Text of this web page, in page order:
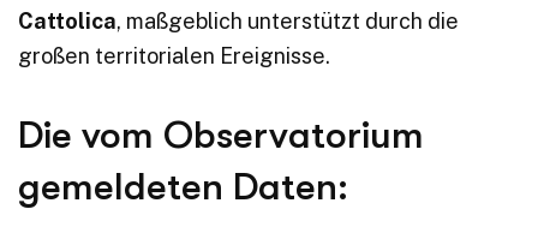
Cattolica, maßgeblich unterstützt durch die
großen territorialen Ereignisse.
Die vom Observatorium
gemeldeten Daten: